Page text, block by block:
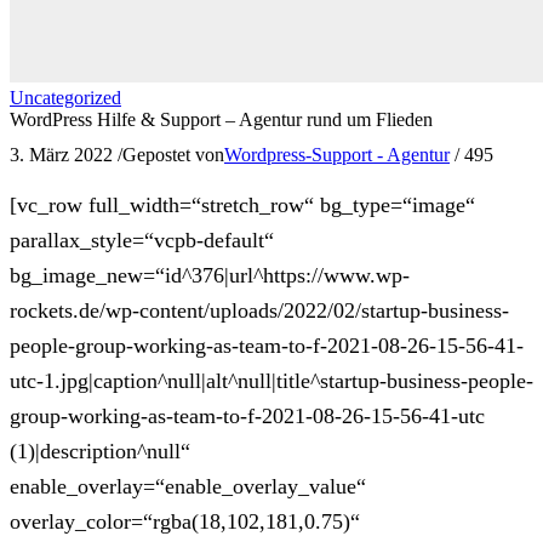
Uncategorized
WordPress Hilfe & Support – Agentur rund um Flieden
3. März 2022 /Gepostet vonWordpress-Support - Agentur / 495
[vc_row full_width=“stretch_row“ bg_type=“image“
parallax_style=“vcpb-default“
bg_image_new=“id^376|url^https://www.wp-
rockets.de/wp-content/uploads/2022/02/startup-business-
people-group-working-as-team-to-f-2021-08-26-15-56-41-
utc-1.jpg|caption^null|alt^null|title^startup-business-people-
group-working-as-team-to-f-2021-08-26-15-56-41-utc
(1)|description^null“
enable_overlay=“enable_overlay_value“
overlay_color=“rgba(18,102,181,0.75)“